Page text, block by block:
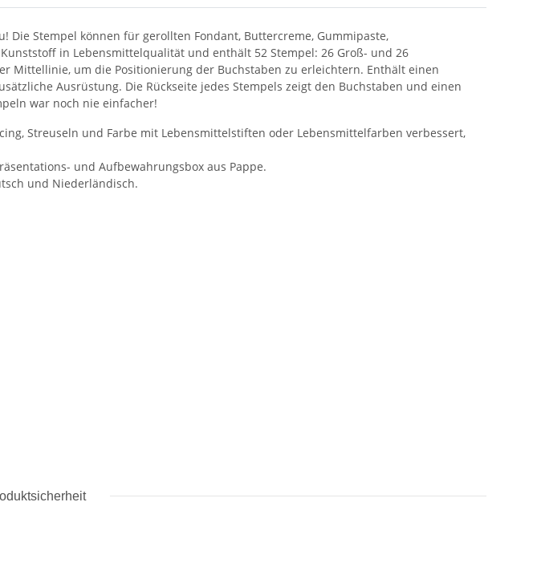
Die Stempel können für gerollten Fondant, Buttercreme, Gummipaste,
in Lebensmittelqualität und enthält 52 Stempel: 26 Groß- und 26
Mittellinie, um die Positionierung der Buchstaben zu erleichtern. Enthält einen
Ausrüstung. Die Rückseite jedes Stempels zeigt den Buchstaben und einen
war noch nie einfacher!
Streuseln und Farbe mit Lebensmittelstiften oder Lebensmittelfarben verbessert,
und Aufbewahrungsbox aus Pappe.
und Niederländisch.